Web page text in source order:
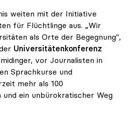
weiten mit der Initiative
für Flüchtlinge aus. „Wir
als Orte der Begegnung",
Universitätenkonferenz
vor Journalisten in
Sprachkurse und
mehr als 100
ein unbürokratischer Weg
wollen „Ort der